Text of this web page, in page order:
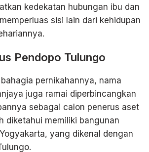
kedekatan hubungan ibu dan
sisi lain dari kehidupan
Pendopo Tulungo
pernikahannya, nama
juga ramai diperbincangkan
sebagai calon penerus aset
diketahui memiliki bangunan
yang dikenal dengan